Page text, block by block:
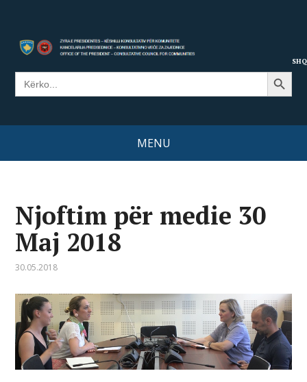
Search
for:
Search Button
MENU
Njoftim për medie 30
Maj 2018
30.05.2018